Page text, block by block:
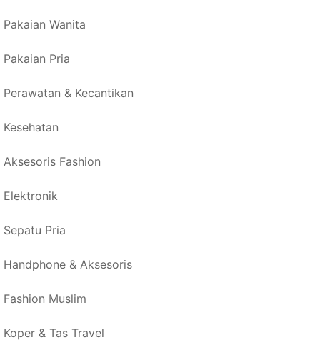
Pakaian Wanita
Pakaian Pria
Perawatan & Kecantikan
Kesehatan
Aksesoris Fashion
Elektronik
Sepatu Pria
Handphone & Aksesoris
Fashion Muslim
Koper & Tas Travel